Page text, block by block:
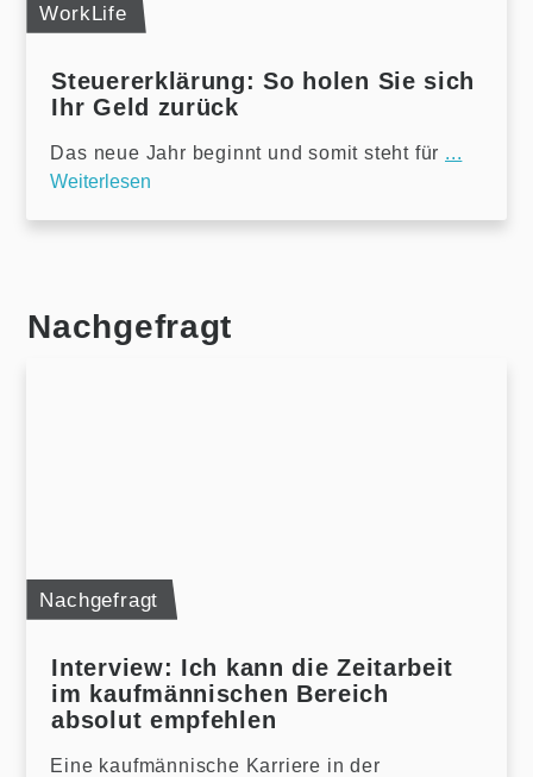
WorkLife
Steuererklärung: So holen Sie sich
Ihr Geld zurück
Das neue Jahr beginnt und somit steht für ...
Weiterlesen
Nachgefragt
Nachgefragt
Interview: Ich kann die Zeitarbeit
im kaufmännischen Bereich
absolut empfehlen
Eine kaufmännische Karriere in der